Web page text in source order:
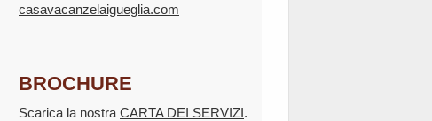
casavacanzelaigueglia.com
BROCHURE
Scarica la nostra CARTA DEI SERVIZI.